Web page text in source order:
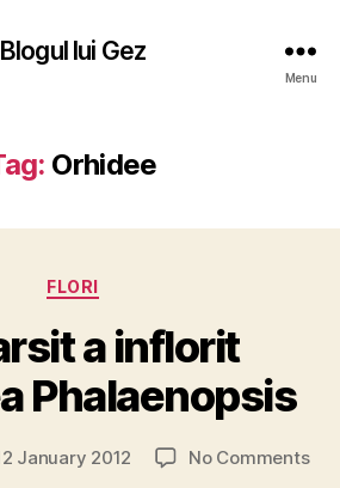
Blogul lui Gez
Menu
Orhidee
Categories
FLORI
a inflorit
Phalaenopsis
January 2012 No Commentson